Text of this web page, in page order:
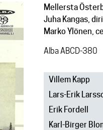
Mellersta
Juha Kangas,
Marko Ylönen,
Alba ABCD-380
Villem Kapp
Lars-Erik
Erik Fordell
Karl-Birger